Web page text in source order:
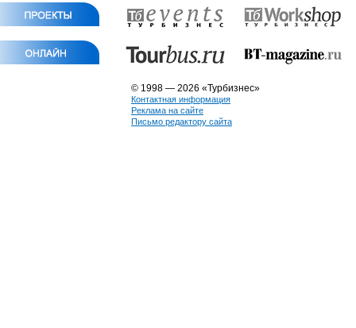
© 1998 — 2026 «Турбизнес»
Контактная информация
Реклама на сайте
Письмо редактору сайта